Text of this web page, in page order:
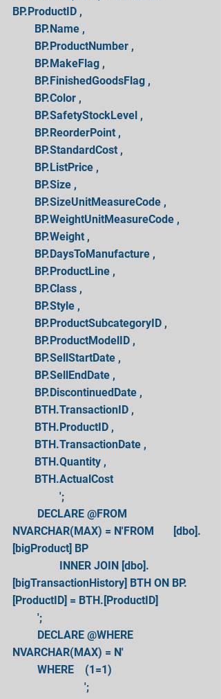
BP.ProductID ,
        BP.Name ,
        BP.ProductNumber ,
        BP.MakeFlag ,
        BP.FinishedGoodsFlag ,
        BP.Color ,
        BP.SafetyStockLevel ,
        BP.ReorderPoint ,
        BP.StandardCost ,
        BP.ListPrice ,
        BP.Size ,
        BP.SizeUnitMeasureCode ,
        BP.WeightUnitMeasureCode ,
        BP.Weight ,
        BP.DaysToManufacture ,
        BP.ProductLine ,
        BP.Class ,
        BP.Style ,
        BP.ProductSubcategoryID ,
        BP.ProductModelID ,
        BP.SellStartDate ,
        BP.SellEndDate ,
        BP.DiscontinuedDate ,
        BTH.TransactionID ,
        BTH.ProductID ,
        BTH.TransactionDate ,
        BTH.Quantity ,
        BTH.ActualCost
                 ';
NVARCHAR(MAX) = N'FROM       [dbo].
[bigProduct] BP
[bigTransactionHistory] BTH ON BP.
[ProductID] = BTH.[ProductID]
         ';
NVARCHAR(MAX) = N'
         WHERE    (1=1)
                          ';